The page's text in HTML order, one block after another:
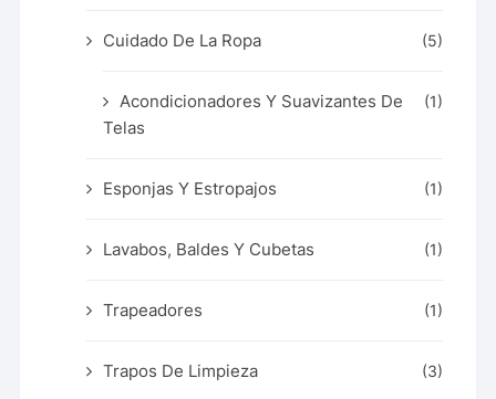
Cuidado De La Ropa (5)
Acondicionadores Y Suavizantes De
Telas
(1)
Esponjas Y Estropajos (1)
Lavabos, Baldes Y Cubetas (1)
Trapeadores (1)
Trapos De Limpieza (3)